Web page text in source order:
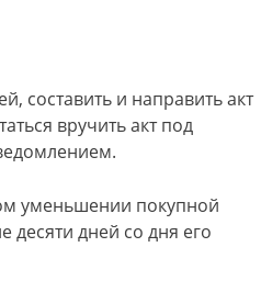
составить и направить акт
вручить акт под
уменьшении покупной
дней со дня его